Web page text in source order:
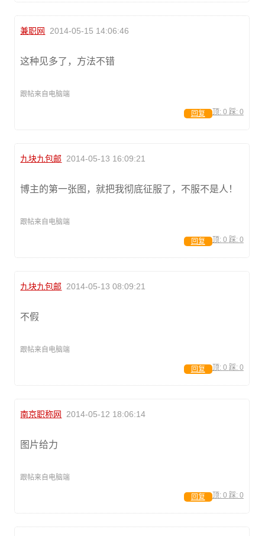
兼职网 2014-05-15 14:06:46
这种见多了，方法不错
跟帖来自电脑端
顶: 0 踩: 0
回复
九块九包邮 2014-05-13 16:09:21
博主的第一张图，就把我彻底征服了，不服不是人！
跟帖来自电脑端
顶: 0 踩: 0
回复
九块九包邮 2014-05-13 08:09:21
不假
跟帖来自电脑端
顶: 0 踩: 0
回复
南京职称网 2014-05-12 18:06:14
图片给力
跟帖来自电脑端
顶: 0 踩: 0
回复